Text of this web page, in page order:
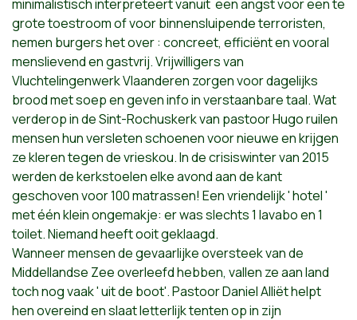
minimalistisch interpreteert vanuit een angst voor een te
grote toestroom of voor binnensluipende terroristen,
nemen burgers het over : concreet, efficiënt en vooral
menslievend en gastvrij. Vrijwilligers van
Vluchtelingenwerk Vlaanderen zorgen voor dagelijks
brood met soep en geven info in verstaanbare taal. Wat
verderop in de Sint-Rochuskerk van pastoor Hugo ruilen
mensen hun versleten schoenen voor nieuwe en krijgen
ze kleren tegen de vrieskou. In de crisiswinter van 2015
werden de kerkstoelen elke avond aan de kant
geschoven voor 100 matrassen! Een vriendelijk ' hotel '
met één klein ongemakje: er was slechts 1 lavabo en 1
toilet. Niemand heeft ooit geklaagd.
Wanneer mensen de gevaarlijke oversteek van de
Middellandse Zee overleefd hebben, vallen ze aan land
toch nog vaak ' uit de boot'. Pastoor Daniel Alliët helpt
hen overeind en slaat letterlijk tenten op in zijn